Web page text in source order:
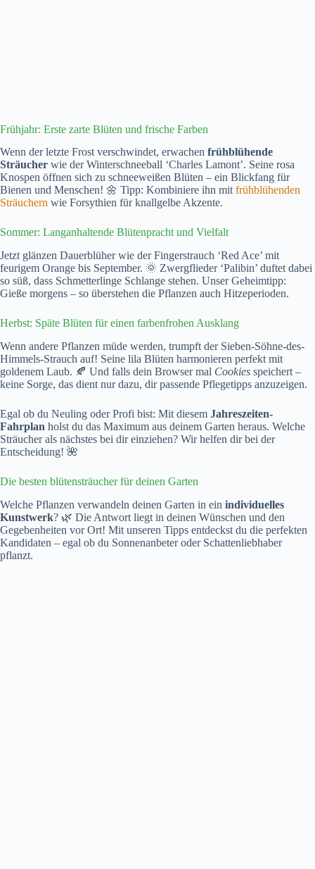
Frühjahr: Erste zarte Blüten und frische Farben
Wenn der letzte Frost verschwindet, erwachen frühblühende
Sträucher wie der Winterschneeball ‘Charles Lamont’. Seine rosa
Knospen öffnen sich zu schneeweißen Blüten – ein Blickfang für
Bienen und Menschen! 🌼 Tipp: Kombiniere ihn mit frühblühenden
Sträuchern wie Forsythien für knallgelbe Akzente.
Sommer: Langanhaltende Blütenpracht und Vielfalt
Jetzt glänzen Dauerblüher wie der Fingerstrauch ‘Red Ace’ mit
feurigem Orange bis September. 🌞 Zwergflieder ‘Palibin’ duftet dabei
so süß, dass Schmetterlinge Schlange stehen. Unser Geheimtipp:
Gieße morgens – so überstehen die Pflanzen auch Hitzeperioden.
Herbst: Späte Blüten für einen farbenfrohen Ausklang
Wenn andere Pflanzen müde werden, trumpft der Sieben-Söhne-des-
Himmels-Strauch auf! Seine lila Blüten harmonieren perfekt mit
goldenem Laub. 🍂 Und falls dein Browser mal Cookies speichert –
keine Sorge, das dient nur dazu, dir passende Pflegetipps anzuzeigen.
Egal ob du Neuling oder Profi bist: Mit diesem Jahreszeiten-
Fahrplan holst du das Maximum aus deinem Garten heraus. Welche
Sträucher als nächstes bei dir einziehen? Wir helfen dir bei der
Entscheidung! 🌺
Die besten blütensträucher für deinen Garten
Welche Pflanzen verwandeln deinen Garten in ein individuelles
Kunstwerk? 🌿 Die Antwort liegt in deinen Wünschen und den
Gegebenheiten vor Ort! Mit unseren Tipps entdeckst du die perfekten
Kandidaten – egal ob du Sonnenanbeter oder Schattenliebhaber
pflanzt.